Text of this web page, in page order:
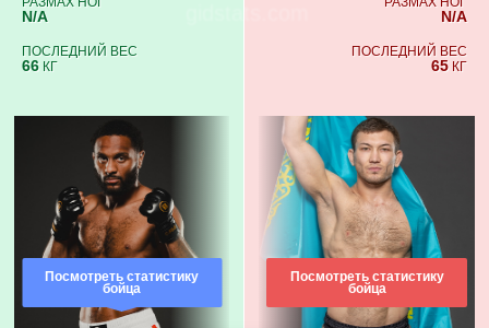
N/A
ПОСЛЕДНИЙ ВЕС
66 КГ
Посмотреть статистику
бойца
N/A
ПОСЛЕДНИЙ ВЕС
65 КГ
Посмотреть статистику
бойца